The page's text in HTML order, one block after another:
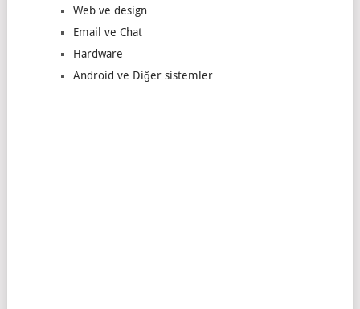
Web ve design
Email ve Chat
Hardware
Android ve Diğer sistemler